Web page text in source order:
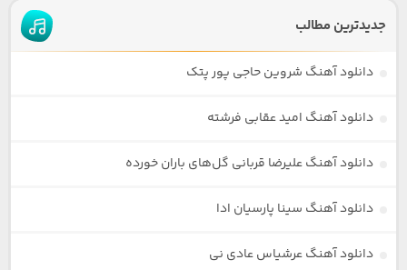
جدیدترین مطالب
دانلود آهنگ شروین حاجی پور پتک
دانلود آهنگ امید عقابی فرشته
دانلود آهنگ علیرضا قربانی گل‌های باران خورده
دانلود آهنگ سینا پارسیان ادا
دانلود آهنگ عرشیاس عادی نی